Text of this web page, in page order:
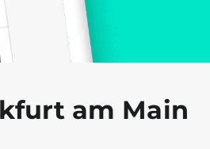
am Main